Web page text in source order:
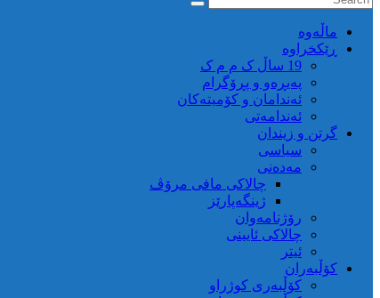
ماڵه‌وه‌
ڕێکخراوە
19 ساڵ ک م م ک
پەیڕەو و پڕۆگرام
ئەندامان و کۆمیتەکان
ئەندامەتی
گرتن و زیندان
سیاسی
مەدەنی
چالاکی مافی مرۆڤ
ژینگەپارێز
رۆژنامەوان
چالاکی ئایینی
ئیتر
کۆڵبەران
کۆڵبەری کوژراو